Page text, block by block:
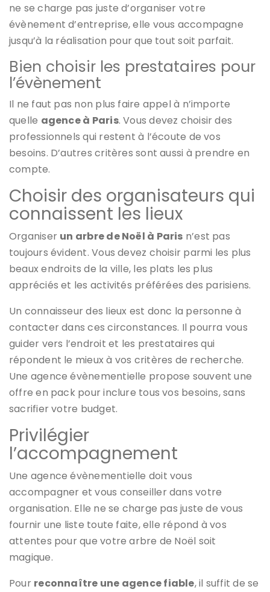
ne se charge pas juste d’organiser votre
évènement d’entreprise, elle vous accompagne
jusqu’à la réalisation pour que tout soit parfait.
Bien choisir les prestataires pour
l’évènement
Il ne faut pas non plus faire appel à n’importe
quelle agence à Paris. Vous devez choisir des
professionnels qui restent à l’écoute de vos
besoins. D’autres critères sont aussi à prendre en
compte.
Choisir des organisateurs qui
connaissent les lieux
Organiser un arbre de Noël à Paris n’est pas
toujours évident. Vous devez choisir parmi les plus
beaux endroits de la ville, les plats les plus
appréciés et les activités préférées des parisiens.
Un connaisseur des lieux est donc la personne à
contacter dans ces circonstances. Il pourra vous
guider vers l’endroit et les prestataires qui
répondent le mieux à vos critères de recherche.
Une agence évènementielle propose souvent une
offre en pack pour inclure tous vos besoins, sans
sacrifier votre budget.
Privilégier
l’accompagnement
Une agence évènementielle doit vous
accompagner et vous conseiller dans votre
organisation. Elle ne se charge pas juste de vous
fournir une liste toute faite, elle répond à vos
attentes pour que votre arbre de Noël soit
magique.
Pour reconnaître une agence fiable, il suffit de se